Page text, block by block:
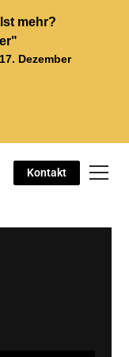
mehr?
Dezember
Kontakt